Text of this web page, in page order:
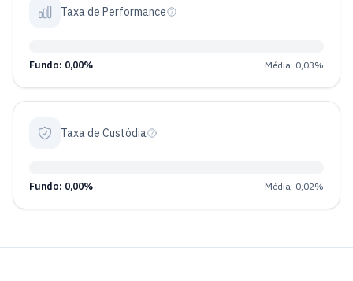
Taxa de Performance
Fundo: 0,00% Média: 0,03%
Taxa de Custódia
Fundo: 0,00% Média: 0,02%